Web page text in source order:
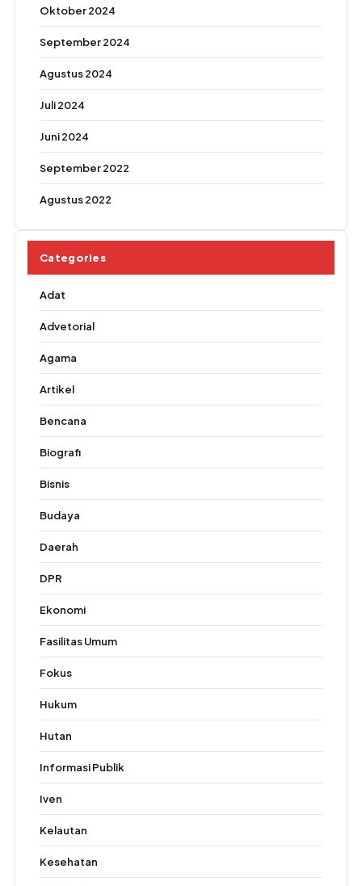
Oktober 2024
September 2024
Agustus 2024
Juli 2024
Juni 2024
September 2022
Agustus 2022
Categories
Adat
Advetorial
Agama
Artikel
Bencana
Biografi
Bisnis
Budaya
Daerah
DPR
Ekonomi
Fasilitas Umum
Fokus
Hukum
Hutan
Informasi Publik
Iven
Kelautan
Kesehatan